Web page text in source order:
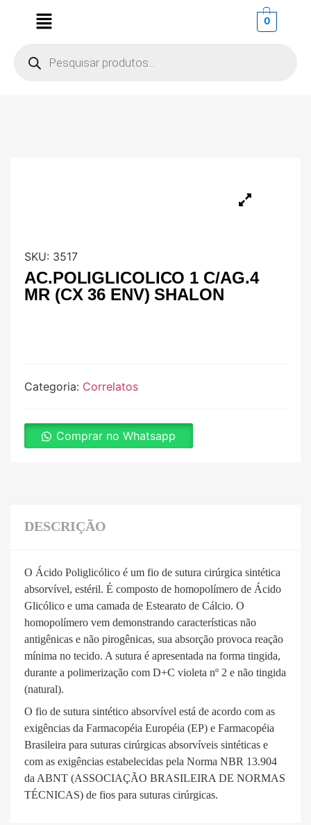
0
SKU: 3517
AC.POLIGLICOLICO 1 C/AG.4
MR (CX 36 ENV) SHALON
Categoria: Correlatos
Comprar no Whatsapp
DESCRIÇÃO
O Ácido Poliglicólico é um fio de sutura cirúrgica sintética
absorvível, estéril. É composto de homopolímero de Ácido
Glicólico e uma camada de Estearato de Cálcio. O
homopolímero vem demonstrando características não
antigênicas e não pirogênicas, sua absorção provoca reação
mínima no tecido. A sutura é apresentada na forma tingida,
durante a polimerização com D+C violeta nº 2 e não tingida
(natural).
O fio de sutura sintético absorvível está de acordo com as
exigências da Farmacopéia Européia (EP) e Farmacopéia
Brasileira para suturas cirúrgicas absorvíveis sintéticas e
com as exigências estabelecidas pela Norma NBR 13.904
da ABNT (ASSOCIAÇÃO BRASILEIRA DE NORMAS
TÉCNICAS) de fios para suturas cirúrgicas.